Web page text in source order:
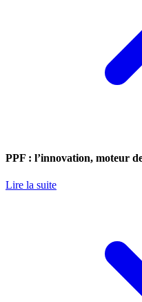
PPF : l’innovation, moteur
Lire la suite